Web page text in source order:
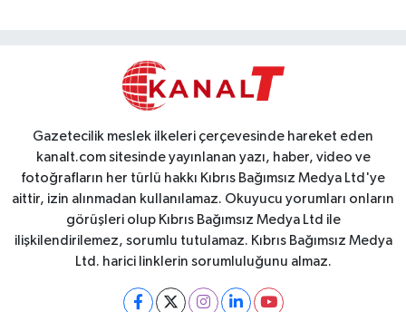
Gazetecilik meslek ilkeleri çerçevesinde hareket eden
kanalt.com sitesinde yayınlanan yazı, haber, video ve
fotoğrafların her türlü hakkı Kıbrıs Bağımsız Medya Ltd'ye
aittir, izin alınmadan kullanılamaz. Okuyucu yorumları onların
görüşleri olup Kıbrıs Bağımsız Medya Ltd ile
ilişkilendirilemez, sorumlu tutulamaz. Kıbrıs Bağımsız Medya
Ltd. harici linklerin sorumluluğunu almaz.